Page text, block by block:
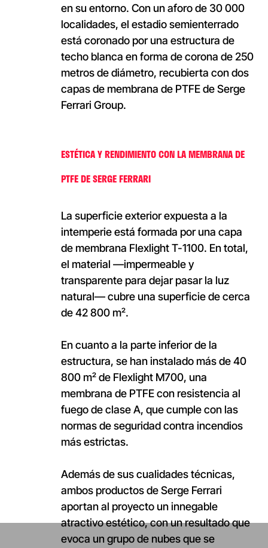
en su entorno. Con un aforo de 30 000
localidades, el estadio semienterrado
está coronado por una estructura de
techo blanca en forma de corona de 250
metros de diámetro, recubierta con dos
capas de membrana de PTFE de Serge
Ferrari Group.
ESTÉTICA Y RENDIMIENTO CON LA MEMBRANA DE
PTFE DE SERGE FERRARI
La superficie exterior expuesta a la
intemperie está formada por una capa
de membrana Flexlight T-1100. En total,
el material —impermeable y
transparente para dejar pasar la luz
natural— cubre una superficie de cerca
de 42 800 m².
En cuanto a la parte inferior de la
estructura, se han instalado más de 40
800 m² de Flexlight M700, una
membrana de PTFE con resistencia al
fuego de clase A, que cumple con las
normas de seguridad contra incendios
más estrictas.
Además de sus cualidades técnicas,
ambos productos de Serge Ferrari
aportan al proyecto un innegable
atractivo estético, con un resultado que
evoca un grupo de nubes que se